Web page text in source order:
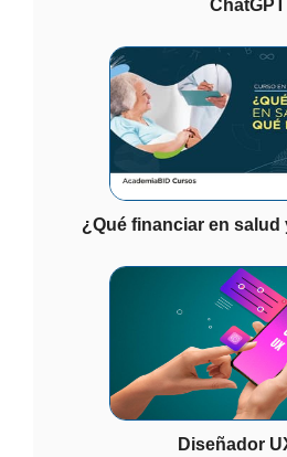
ChatGPT
¿Qué financiar en salud
Diseñador